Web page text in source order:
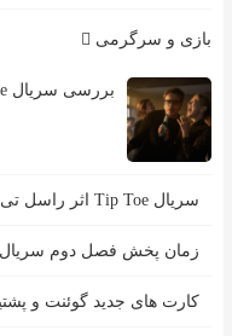
بازی و سرگرمی
بررسی سریال Alice and Steve در Hulu با بازی نیکولا واکر
سریال Tip Toe اثر راسل تی دیویس در شبکه Channel 4
زمان پخش فصل دوم سریال The Testaments و جزئیات داستان
کارت های جدید گوئنت و